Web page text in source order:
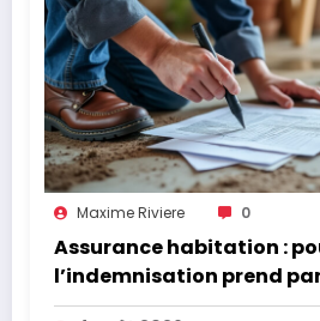
Maxime Riviere 0
Assurance habitation :
l’indemnisation prend